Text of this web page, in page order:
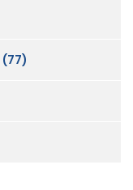
(77)